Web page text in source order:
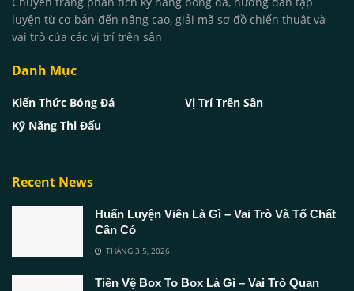
luyện từ cơ bản đến nâng cao, giải mã sơ đồ chiến thuật và
vai trò của các vị trí trên sân
Danh Mục
Kiến Thức Bóng Đá
Kỹ Năng Thi Đấu
Vị Trí Trên Sân
Recent News
Huấn Luyện Viên Là Gì – Vai Trò Và Tố Chất
Cần Có
THÁNG 3 5, 2026
Tiền Vệ Box To Box Là Gì – Vai Trò Quan